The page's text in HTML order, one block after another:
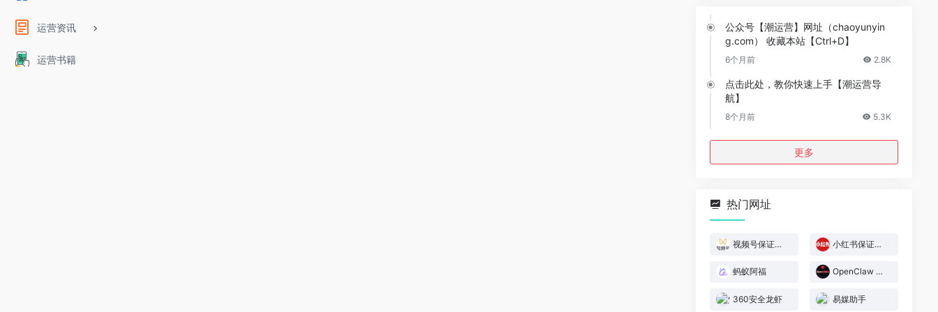
运营资讯
运营书籍
公众号【潮运营】网址（chaoyunyin
g.com） 收藏本站【Ctrl+D】
6个月前 2.8K
点击此处，教你快速上手【潮运营导
航】
8个月前 5.3K
更多
热门网址
视频号保证金规则 小红书保证金规则
蚂蚁阿福 OpenClaw 官网
360安全龙虾 易媒助手